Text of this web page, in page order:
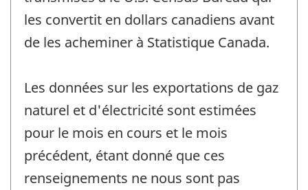
les convertit en dollars canadiens avant
de les acheminer à Statistique Canada.
Les données sur les exportations de gaz
naturel et d'électricité sont estimées
pour le mois en cours et le mois
précédent, étant donné que ces
renseignements ne nous sont pas